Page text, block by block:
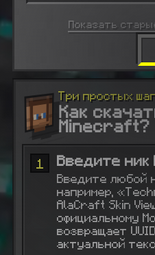
Показать
Три простых
Как
Minecraft?
1 Введите
Введите любой
например,
AlaCraft Skin
официальному
возвращает
актуальной